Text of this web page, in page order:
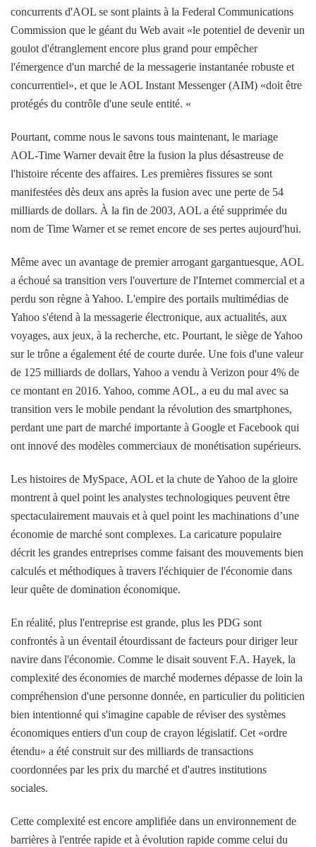
concurrents d'AOL se sont plaints à la Federal Communications
Commission que le géant du Web avait «le potentiel de devenir un
goulot d'étranglement encore plus grand pour empêcher
l'émergence d'un marché de la messagerie instantanée robuste et
concurrentiel», et que le AOL Instant Messenger (AIM) «doit être
protégés du contrôle d'une seule entité. «
Pourtant, comme nous le savons tous maintenant, le mariage
AOL-Time Warner devait être la fusion la plus désastreuse de
l'histoire récente des affaires. Les premières fissures se sont
manifestées dès deux ans après la fusion avec une perte de 54
milliards de dollars. À la fin de 2003, AOL a été supprimée du
nom de Time Warner et se remet encore de ses pertes aujourd'hui.
Même avec un avantage de premier arrogant gargantuesque, AOL
a échoué sa transition vers l'ouverture de l'Internet commercial et a
perdu son règne à Yahoo. L'empire des portails multimédias de
Yahoo s'étend à la messagerie électronique, aux actualités, aux
voyages, aux jeux, à la recherche, etc. Pourtant, le siège de Yahoo
sur le trône a également été de courte durée. Une fois d'une valeur
de 125 milliards de dollars, Yahoo a vendu à Verizon pour 4% de
ce montant en 2016. Yahoo, comme AOL, a eu du mal avec sa
transition vers le mobile pendant la révolution des smartphones,
perdant une part de marché importante à Google et Facebook qui
ont innové des modèles commerciaux de monétisation supérieurs.
Les histoires de MySpace, AOL et la chute de Yahoo de la gloire
montrent à quel point les analystes technologiques peuvent être
spectaculairement mauvais et à quel point les machinations d’une
économie de marché sont complexes. La caricature populaire
décrit les grandes entreprises comme faisant des mouvements bien
calculés et méthodiques à travers l'échiquier de l'économie dans
leur quête de domination économique.
En réalité, plus l'entreprise est grande, plus les PDG sont
confrontés à un éventail étourdissant de facteurs pour diriger leur
navire dans l'économie. Comme le disait souvent F.A. Hayek, la
complexité des économies de marché modernes dépasse de loin la
compréhension d'une personne donnée, en particulier du politicien
bien intentionné qui s'imagine capable de réviser des systèmes
économiques entiers d'un coup de crayon législatif. Cet «ordre
étendu» a été construit sur des milliards de transactions
coordonnées par les prix du marché et d'autres institutions
sociales.
Cette complexité est encore amplifiée dans un environnement de
barrières à l'entrée rapide et à évolution rapide comme celui du